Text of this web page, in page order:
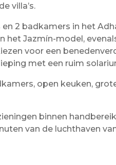
villa’s.
2 badkamers in het
het Jazmín-model,
voor een
met een ruim
open keuken,
binnen
van de luchthaven